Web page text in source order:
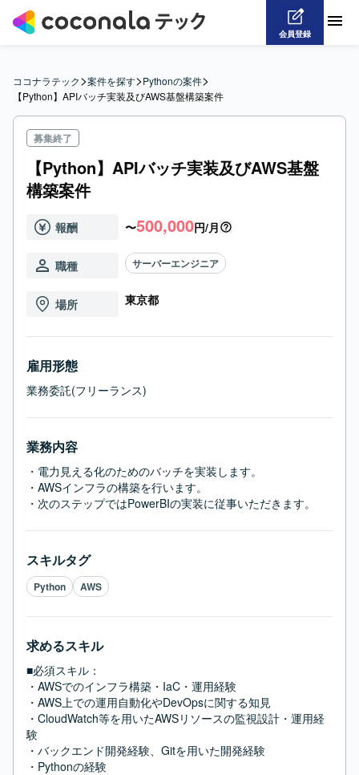
会員登録
ココナラテック>案件を探す>Pythonの案件>
【Python】APIバッチ実装及びAWS基盤構築案件
募集終了
【Python】APIバッチ実装及びAWS基盤
構築案件
報酬 〜500,000円/月
職種 サーバーエンジニア
場所 東京都
雇用形態
業務委託(フリーランス)
業務内容
・電力見える化のためのバッチを実装します。
・AWSインフラの構築を行います。
・次のステップではPowerBIの実装に従事いただきます。
スキルタグ
Python AWS
求めるスキル
■必須スキル：
・AWSでのインフラ構築・IaC・運用経験
・AWS上での運用自動化やDevOpsに関する知見
・CloudWatch等を用いたAWSリソースの監視設計・運用経
験
・バックエンド開発経験、Gitを用いた開発経験
・Pythonの経験